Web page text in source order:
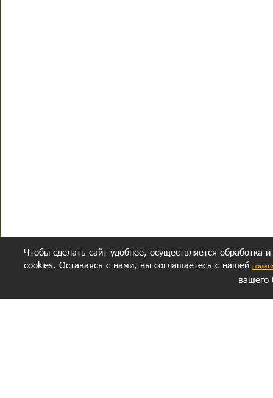
Чтобы сделать сайт удобнее, осуществляется обработка
cookies. Оставаясь с нами, вы соглашаетесь с нашей
вашего